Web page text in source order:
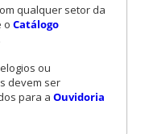
qualquer setor da
o Catálogo
ou
devem ser
para a Ouvidoria